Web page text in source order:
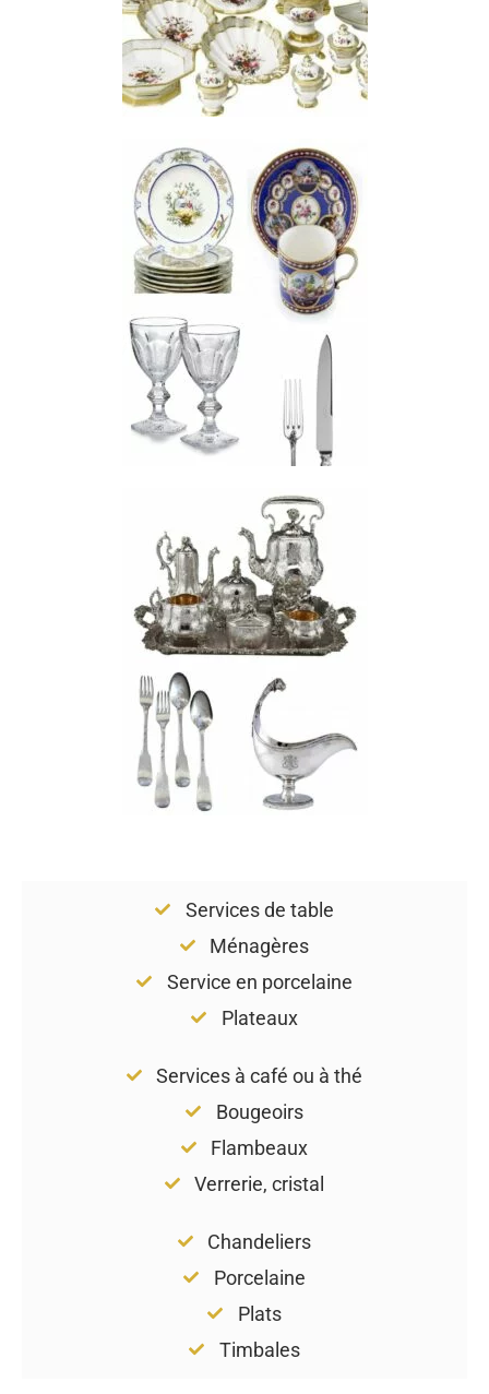
Services de table
Ménagères
Service en porcelaine
Plateaux
Services à café ou à thé
Bougeoirs
Flambeaux
Verrerie, cristal
Chandeliers
Porcelaine
Plats
Timbales